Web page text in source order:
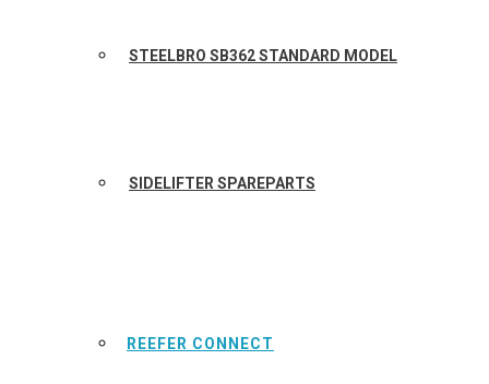
STEELBRO SB362 STANDARD MODEL
SIDELIFTER SPAREPARTS
REEFER CONNECT